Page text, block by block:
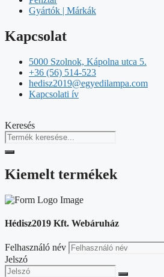
Gyártók | Márkák
Kapcsolat
5000 Szolnok, Kápolna utca 5.
+36 (56) 514-523
hedisz2019@egyedilampa.com
Kapcsolati ív
Keresés
Kiemelt termékek
Hédisz2019 Kft. Webáruház
Felhasználó név
Jelszó